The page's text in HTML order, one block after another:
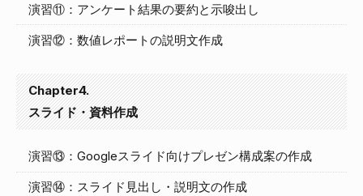
演習⑪：アンケート結果の要約と示唆出し
演習⑫：数値レポートの説明文作成
Chapter4.
スライド・資料作成
演習⑬：Googleスライド向けプレゼン構成案の作成
演習⑭：スライド見出し・説明文の作成